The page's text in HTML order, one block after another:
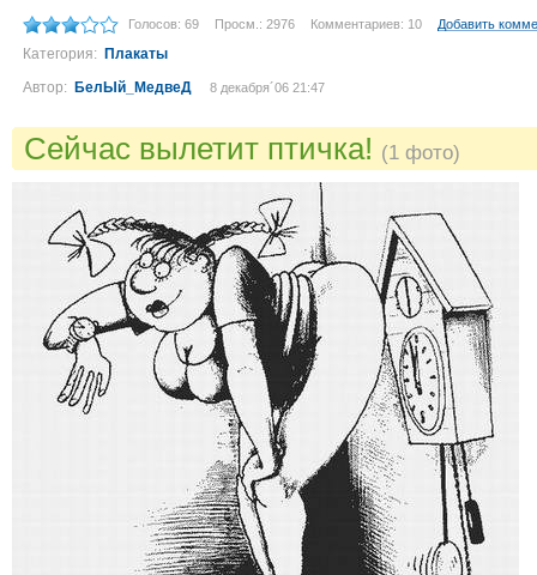
Голосов: 69 Просм.: 2976 Комментариев: 10 Добавить
Категория: Плакаты
Автор: БелЫй_МедвеД 8 декабря´06 21:47
Сейчас вылетит птичка! (1 фото)